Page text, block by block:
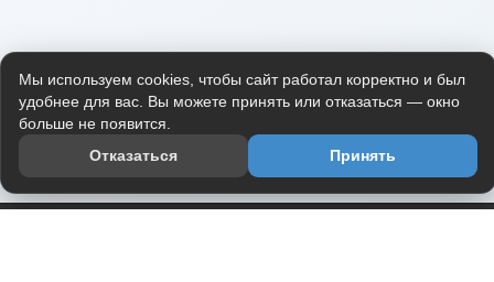
Мы используем cookies, чтобы сайт работал корректно и был
удобнее для вас. Вы можете принять или отказаться — окно
больше не появится.
Отказаться
Принять